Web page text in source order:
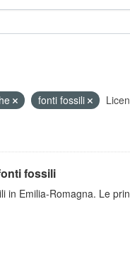
fonti fossili
fossili
in Emilia-Romagna. Le